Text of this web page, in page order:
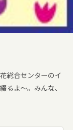
総合センターのイ
るよ～。みんな、